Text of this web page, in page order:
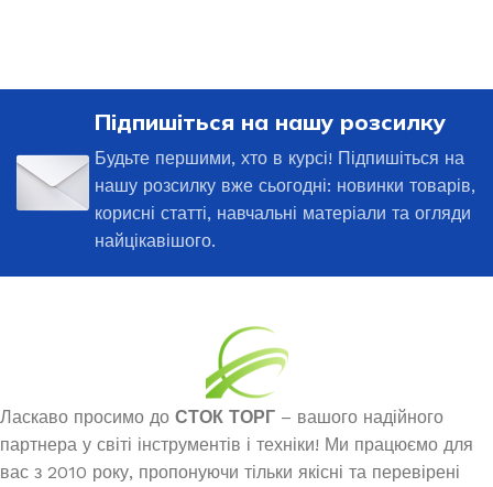
Підпишіться на нашу розсилку
Будьте першими, хто в курсі! Підпишіться на
нашу розсилку вже сьогодні: новинки товарів,
корисні статті, навчальні матеріали та огляди
найцікавішого.
Ласкаво просимо до СТОК ТОРГ – вашого надійного
партнера у світі інструментів і техніки! Ми працюємо для
вас з 2010 року, пропонуючи тільки якісні та перевірені